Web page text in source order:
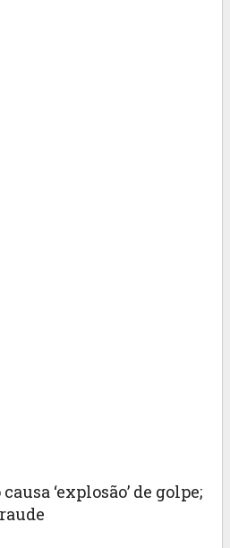
‘explosão’ de golpe;